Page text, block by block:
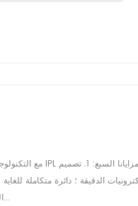
المصممة هندسيا. مقبض الكل في واحد ؛ فتحة محمولة مضمنة ؛ تقنية مرشح قابل للت...